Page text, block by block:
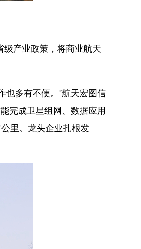
产业政策，将商业航天
多有不便。”航天宏图信
完成卫星组网、数据应用
里。龙头企业扎根发